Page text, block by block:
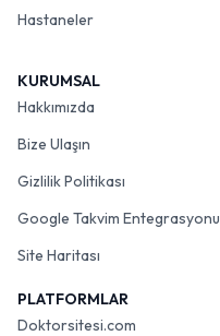
Hastaneler
KURUMSAL
Hakkımızda
Bize Ulaşın
Gizlilik Politikası
Google Takvim Entegrasyonu
Site Haritası
PLATFORMLAR
Doktorsitesi.com